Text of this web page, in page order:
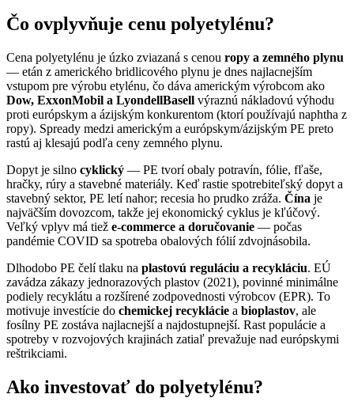
Čo ovplyvňuje cenu polyetylénu?
Cena polyetylénu je úzko zviazaná s cenou ropy a zemného plynu
— etán z amerického bridlicového plynu je dnes najlacnejším
vstupom pre výrobu etylénu, čo dáva americkým výrobcom ako
Dow, ExxonMobil a LyondellBasell výraznú nákladovú výhodu
proti európskym a ázijským konkurentom (ktorí používajú naphtha z
ropy). Spready medzi americkým a európskym/ázijským PE preto
rastú aj klesajú podľa ceny zemného plynu.
Dopyt je silno cyklický — PE tvorí obaly potravín, fólie, fľaše,
hračky, rúry a stavebné materiály. Keď rastie spotrebiteľský dopyt a
stavebný sektor, PE letí nahor; recesia ho prudko zráža. Čína je
najväčším dovozcom, takže jej ekonomický cyklus je kľúčový.
Veľký vplyv má tiež e-commerce a doručovanie — počas
pandémie COVID sa spotreba obalových fólií zdvojnásobila.
Dlhodobo PE čelí tlaku na plastovú reguláciu a recykláciu. EÚ
zavádza zákazy jednorazových plastov (2021), povinné minimálne
podiely recyklátu a rozšírené zodpovednosti výrobcov (EPR). To
motivuje investície do chemickej recyklácie a bioplastov, ale
fosílny PE zostáva najlacnejší a najdostupnejší. Rast populácie a
spotreby v rozvojových krajinách zatiaľ prevažuje nad európskymi
reštrikciami.
Ako investovať do polyetylénu?